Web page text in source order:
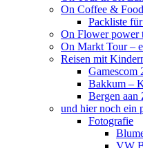
On Coffee &
Packliste
On Flower power
On Markt Tour –
Reisen mit
Gamescom
Bakkum –
Bergen aan
und hier noch ein
Fotografie
VW